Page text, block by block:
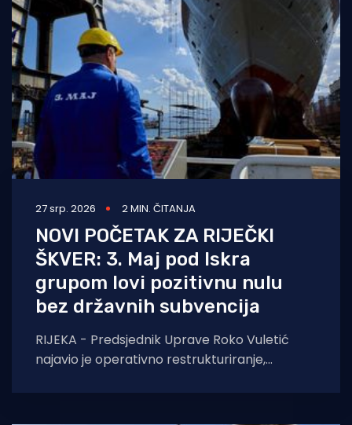
Otoci
Turizam i nautika
Pomorstvo
Ribolov
Ekologija
Tradicija i kultura
27 srp. 2026 2 MIN. ČITANJA
NOVI POČETAK ZA RIJEČKI
ŠKVER: 3. Maj pod Iskra
grupom lovi pozitivnu nulu
bez državnih subvencija
RIJEKA - Predsjednik Uprave Roko Vuletić
najavio je operativno restrukturiranje,
ugovore. Bez pomiša države, cilj